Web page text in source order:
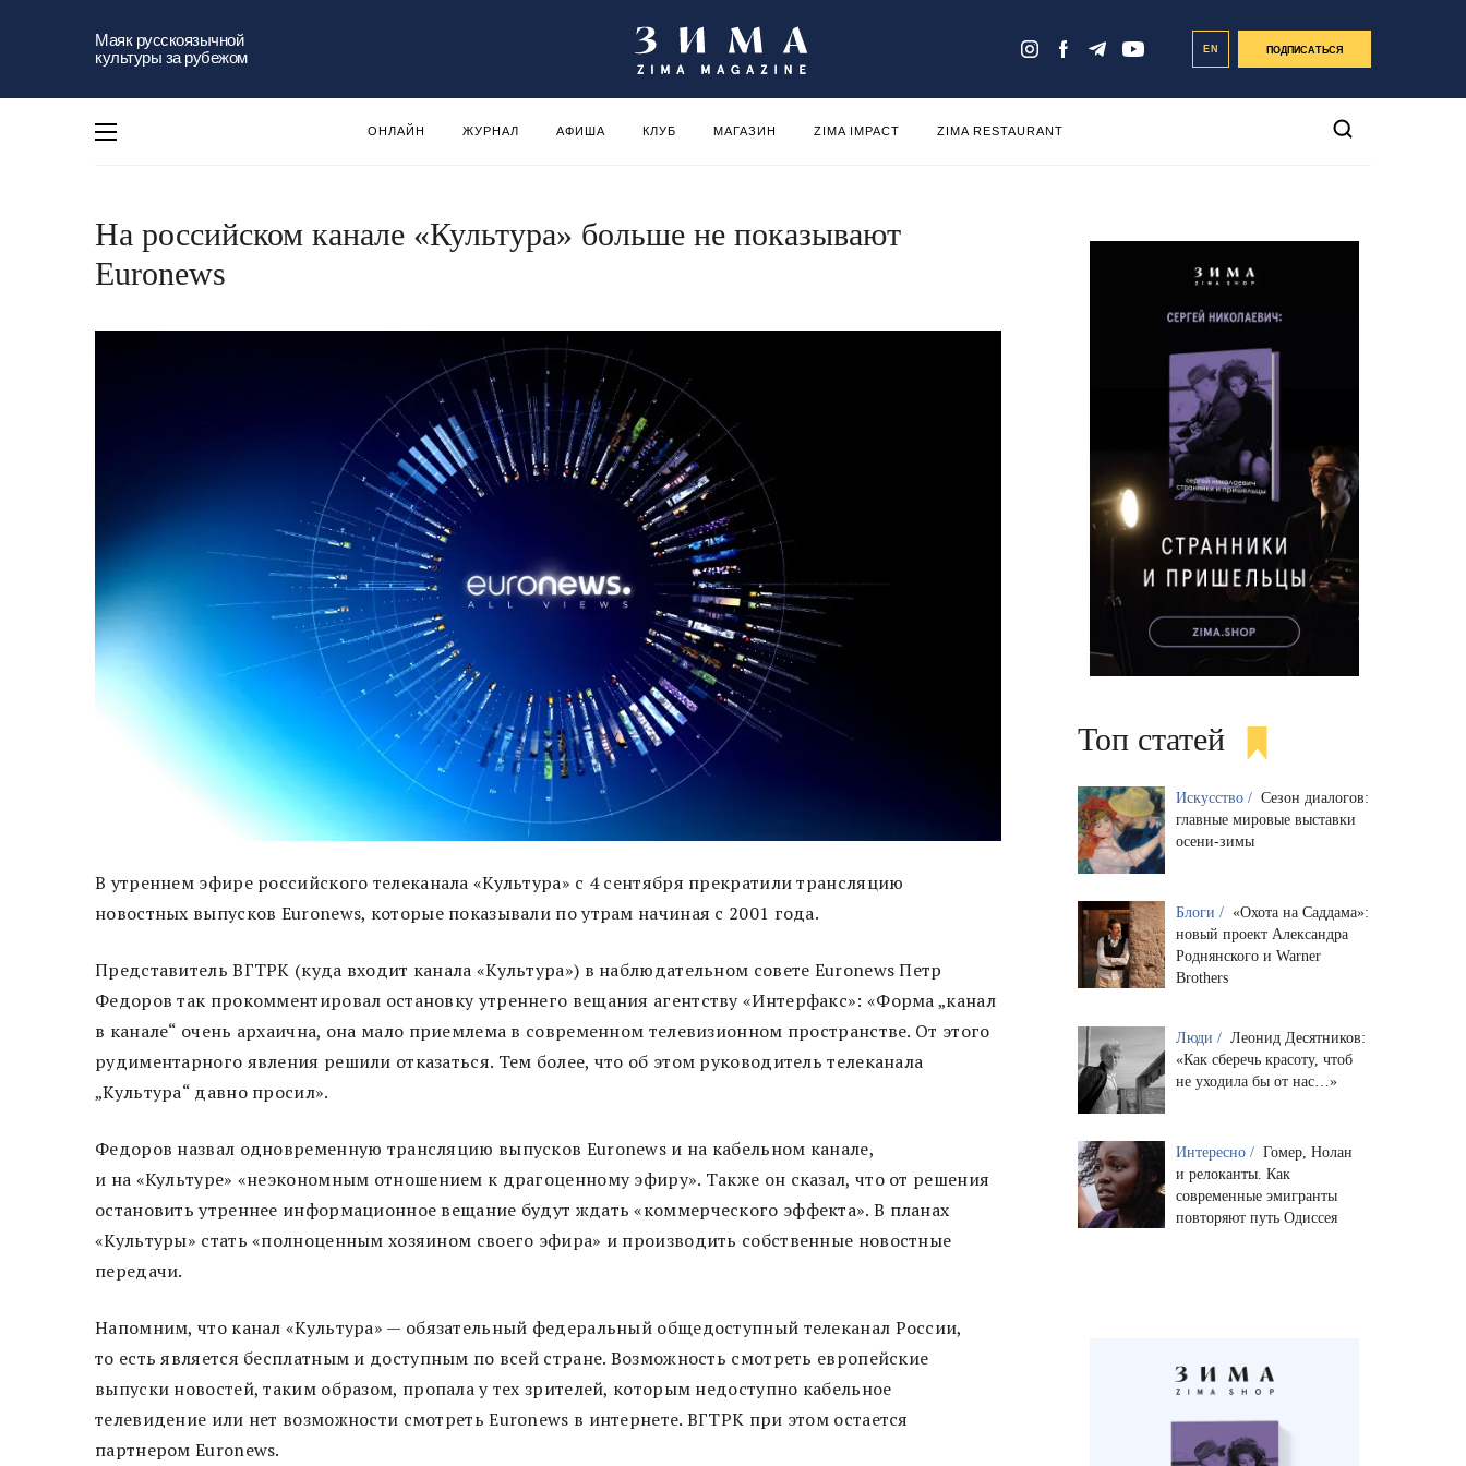
Маяк русскоязычной
культуры за рубежом
EN ПОДПИСАТЬСЯ
ОНЛАЙН ЖУРНАЛ АФИША КЛУБ МАГАЗИН ZIMA IMPACT ZIMA RESTAURANT
На российском канале «Культура» больше не показывают
Euronews
В утреннем эфире российского телеканала «Культура» с 4 сентября прекратили трансляцию
новостных выпусков Euronews, которые показывали по утрам начиная с 2001 года.
Представитель ВГТРК (куда входит канала «Культура») в наблюдательном совете Euronews Петр
Федоров так прокомментировал остановку утреннего вещания агентству «Интерфакс»: «Форма „канал
в канале“ очень архаична, она мало приемлема в современном телевизионном пространстве. От этого
рудиментарного явления решили отказаться. Тем более, что об этом руководитель телеканала
„Культура“ давно просил».
Федоров назвал одновременную трансляцию выпусков Euronews и на кабельном канале,
и на «Культуре» «неэкономным отношением к драгоценному эфиру». Также он сказал, что от решения
остановить утреннее информационное вещание будут ждать «коммерческого эффекта». В планах
«Культуры» стать «полноценным хозяином своего эфира» и производить собственные новостные
передачи.
Напомним, что канал «Культура» — обязательный федеральный общедоступный телеканал России,
то есть является бесплатным и доступным по всей стране. Возможность смотреть европейские
выпуски новостей, таким образом, пропала у тех зрителей, которым недоступно кабельное
телевидение или нет возможности смотреть Euronews в интернете. ВГТРК при этом остается
партнером Euronews.
Топ статей
Искусство / Сезон диалогов:
главные мировые выставки
осени-зимы
Блоги / «Охота на Саддама»:
новый проект Александра
Роднянского и Warner
Brothers
Люди / Леонид Десятников:
«Как сберечь красоту, чтоб
не уходила бы от нас…»
Интересно / Гомер, Нолан
и релоканты. Как
современные эмигранты
повторяют путь Одиссея